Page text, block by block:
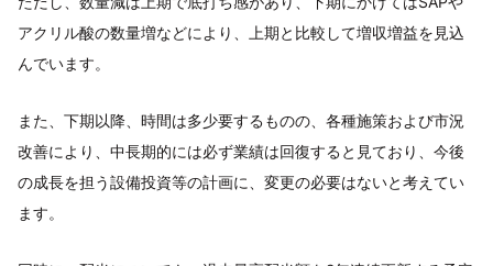
アクリル酸の数量増などにより、上期と比較して増収増益を見込
んでいます。
また、下期以降、時間は多少要するものの、各種施策および市況
改善により、中長期的には必ず業績は回復すると見ており、今後
の成長を担う設備投資等の計画に、変更の必要はないと考えてい
ます。